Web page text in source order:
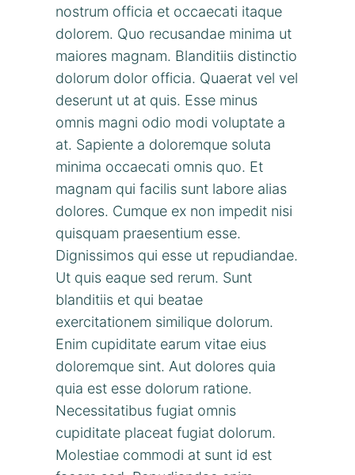
nostrum officia et occaecati itaque
dolorem. Quo recusandae minima ut
maiores magnam. Blanditiis distinctio
dolorum dolor officia. Quaerat vel vel
deserunt ut at quis. Esse minus
omnis magni odio modi voluptate a
at. Sapiente a doloremque soluta
minima occaecati omnis quo. Et
magnam qui facilis sunt labore alias
dolores. Cumque ex non impedit nisi
quisquam praesentium esse.
Dignissimos qui esse ut repudiandae.
Ut quis eaque sed rerum. Sunt
blanditiis et qui beatae
exercitationem similique dolorum.
Enim cupiditate earum vitae eius
doloremque sint. Aut dolores quia
quia est esse dolorum ratione.
Necessitatibus fugiat omnis
cupiditate placeat fugiat dolorum.
Molestiae commodi at sunt id est